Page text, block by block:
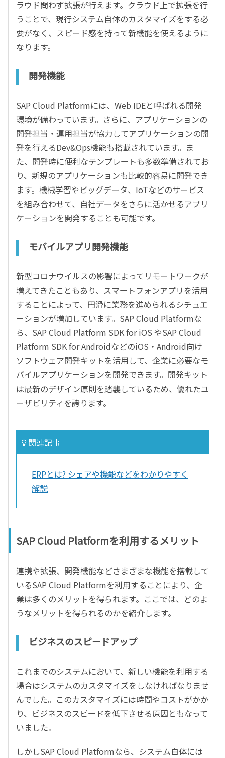
ラウド問わず拡張が行えます。クラウド上で拡張を行
うことで、現行システム自体のカスタマイズをする必
要がなく、スピード感を持って新機能を使えるように
なります。
開発機能
SAP Cloud Platformには、Web IDEと呼ばれる開発
環境が備わっています。さらに、アプリケーションの
開発担当・運用担当が協力してアプリケーションの開
発を行えるDev&Ops機能も搭載されています。ま
た、開発時に便利なテンプレートも多数準備されてお
り、新規のアプリケーションも比較的容易に開発でき
ます。機械学習やビッグデータ、IoTなどのサービス
を組み合わせて、自社データをさらに活かせるアプリ
ケーションを開発することも可能です。
モバイルアプリ開発機能
新型コロナウイルスの影響によってリモートワークが
増えてきたこともあり、スマートフォンアプリを活用
することによって、円滑に業務を進められるシチュエ
ーションが増加しています。SAP Cloud Platformな
ら、SAP Cloud Platform SDK for iOS やSAP Cloud
Platform SDK for AndroidなどのiOS・Android向け
ソフトウェア開発キットを活用して、企業に必要なモ
バイルアプリケーションを開発できます。開発キット
は最新のデザイン原則を踏襲しているため、優れたユ
ーザビリティを誇ります。
関連記事
ERPとは? シェアや機能などをわかりやすく
解説
SAP Cloud Platformを利用するメリット
連携や拡張、開発機能などさまざまな機能を搭載して
いるSAP Cloud Platformを利用することにより、企
業は多くのメリットを得られます。ここでは、どのよ
うなメリットを得られるのかを紹介します。
ビジネスのスピードアップ
これまでのシステムにおいて、新しい機能を利用する
場合はシステムのカスタマイズをしなければなりませ
んでした。このカスタマイズには時間やコストがかか
り、ビジネスのスピードを低下させる原因ともなって
いました。
しかしSAP Cloud Platformなら、システム自体には